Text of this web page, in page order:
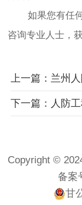
如果您有任
咨询专业人士，
下一篇：人防
Copyright ©
备案
甘